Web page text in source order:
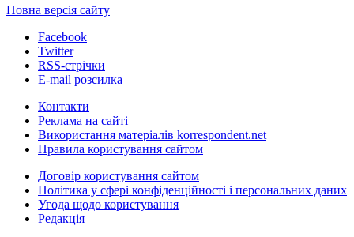
Повна версія сайту
Facebook
Twitter
RSS-стрічки
E-mail розсилка
Контакти
Реклама на сайті
Використання матеріалів korrespondent.net
Правила користування сайтом
Договір користування сайтом
Політика у сфері конфіденційності і персональних даних
Угода щодо користування
Редакція